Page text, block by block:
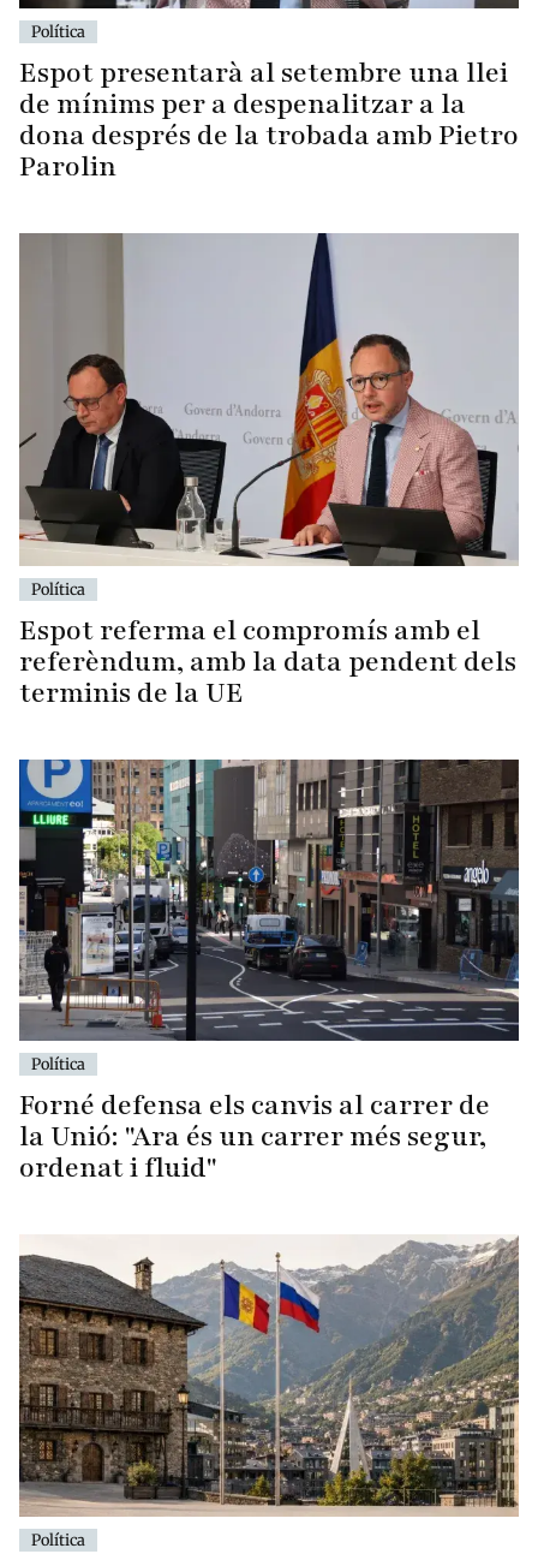
Política
Espot presentarà al setembre una llei
de mínims per a despenalitzar a la
dona després de la trobada amb Pietro
Parolin
Política
Espot referma el compromís amb el
referèndum, amb la data pendent dels
terminis de la UE
Política
Forné defensa els canvis al carrer de
la Unió: "Ara és un carrer més segur,
ordenat i fluid"
Política